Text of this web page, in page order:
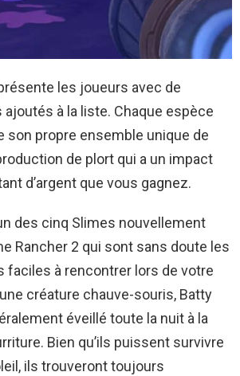
les joueurs avec de
à la liste. Chaque espèce
son propre ensemble unique de
de plort qui a un impact
d’argent que vous gagnez.
des cinq Slimes nouvellement
Rancher 2 qui sont sans doute les
faciles à rencontrer lors de votre
créature chauve-souris, Batty
éveillé toute la nuit à la
Bien qu’ils puissent survivre
ils trouveront toujours